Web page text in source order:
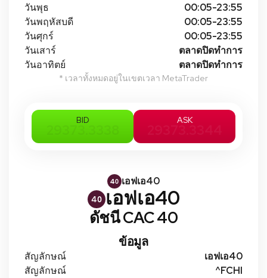
วันพุธ
00:05-23:55
วันพฤหัสบดี
00:05-23:55
วันศุกร์
00:05-23:55
วันเสาร์
ตลาดปิดทําการ
วันอาทิตย์
ตลาดปิดทําการ
* เวลาทั้งหมดอยู่ในเขตเวลา MetaTrader
BID ASK
เอฟเอ40
เอฟเอ40
ดัชนี CAC 40
ข้อมูล
สัญลักษณ์
เอฟเอ40
สัญลักษณ์
^FCHI